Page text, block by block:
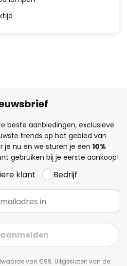
beste aanbiedingen, exclusieve
trends op het gebied van
je nu en we sturen je een 10%
gebruiken bij je eerste aankoop!
klant Bedrijf
aanmelden
van €99. Uitgesloten van de